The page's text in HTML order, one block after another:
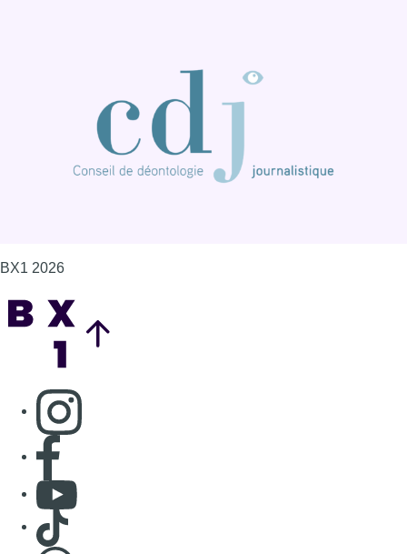
BX1 2026
Consulter page Instagram
Consulter page Facebook
Consulter Youtube
Consulter TikTok